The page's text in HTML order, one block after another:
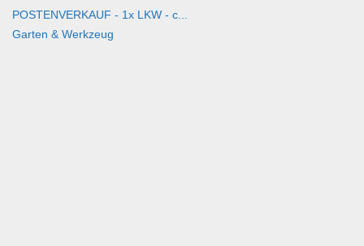
POSTENVERKAUF - 1x LKW - c...
Garten & Werkzeug